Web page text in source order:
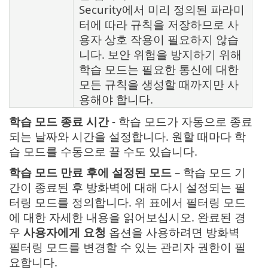
Security에서 미리 정의된 파라미
터에 따라 규칙을 저장하므로 사
용자 상호 작용이 필요하지 않습
니다. 보안 위험을 방지하기 위해
학습 모드는 필요한 통신에 대한
모든 규칙을 생성할 때까지만 사
용해야 합니다.
학습 모드 종료 시간- 학습 모드가 자동으로 종료
되는 날짜와 시간을 설정합니다. 원할 때마다 학
습 모드를 수동으로 끌 수도 있습니다.
학습 모드 만료 후에 설정된 모드 – 학습 모드 기
간이 종료된 후 방화벽에 대해 다시 설정되는 필
터링 모드를 정의합니다. 위 표에서 필터링 모드
에 대한 자세한 내용을 읽어보십시오. 완료된 경
우 사용자에게 요청 옵션을 사용하려면 방화벽
필터링 모드를 변경할 수 있는 관리자 권한이 필
요합니다.